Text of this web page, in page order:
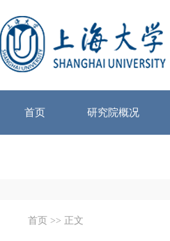
首页 研究院概况
首页 >> 正文